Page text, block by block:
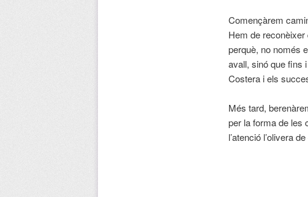
Començàrem
Hem de
perquè, no només
avall, sinó que fins
Costera i els
Més tard,
per la forma de les
l’atenció l’olivera